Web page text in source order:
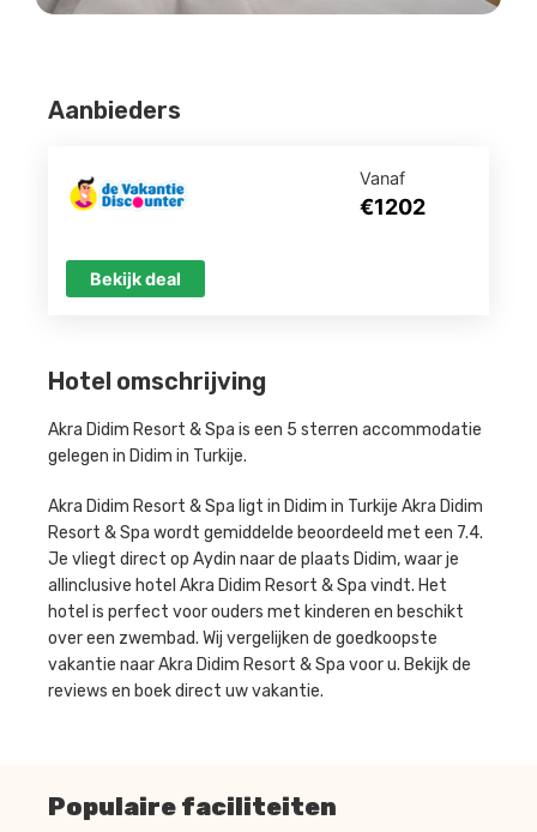
Hotel omschrijving
Akra Didim Resort & Spa is een 5 sterren accommodatie
gelegen in Didim in Turkije.
Akra Didim Resort & Spa ligt in Didim in Turkije Akra Didim
Resort & Spa wordt gemiddelde beoordeeld met een 7.4.
Je vliegt direct op Aydin naar de plaats Didim, waar je
allinclusive hotel Akra Didim Resort & Spa vindt. Het
hotel is perfect voor ouders met kinderen en beschikt
over een zwembad. Wij vergelijken de goedkoopste
vakantie naar Akra Didim Resort & Spa voor u. Bekijk de
reviews en boek direct uw vakantie.
Aanbieders
Vanaf
€1202
Bekijk deal
Populaire faciliteiten